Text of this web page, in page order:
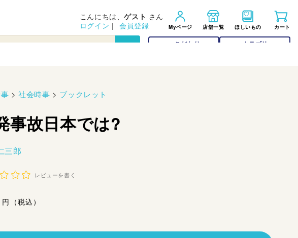
こだわり カテゴリー
こんにちは、ゲスト さん
ログイン | 会員登録 Myページ 店舗一覧 ほしいもの カート
>社会時事 > ブックレット
事故日本では?
三郎
レビューを書く
円（税込）